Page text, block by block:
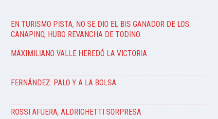
EN TURISMO PISTA, NO SE DIO EL BIS GANADOR DE LOS
CANAPINO, HUBO REVANCHA DE TODINO.
MAXIMILIANO VALLE HEREDÓ LA VICTORIA
FERNÁNDEZ: PALO Y A LA BOLSA
ROSSI AFUERA, ALDRIGHETTI SORPRESA